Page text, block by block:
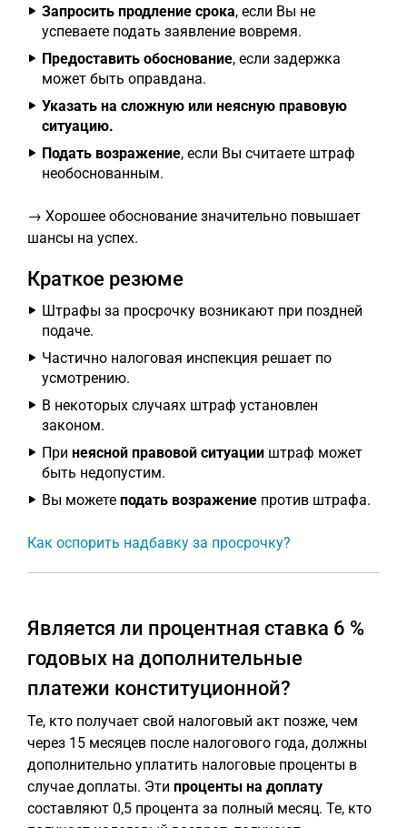
Запросить продление срока, если Вы не
успеваете подать заявление вовремя.
Предоставить обоснование, если задержка
может быть оправдана.
Указать на сложную или неясную правовую
ситуацию.
Подать возражение, если Вы считаете штраф
необоснованным.
→ Хорошее обоснование значительно повышает
шансы на успех.
Краткое резюме
Штрафы за просрочку возникают при поздней
подаче.
Частично налоговая инспекция решает по
усмотрению.
В некоторых случаях штраф установлен
законом.
При неясной правовой ситуации штраф может
быть недопустим.
Вы можете подать возражение против штрафа.
Как оспорить надбавку за просрочку?
Является ли процентная ставка 6 %
годовых на дополнительные
платежи конституционной?
Те, кто получает свой налоговый акт позже, чем
через 15 месяцев после налогового года, должны
дополнительно уплатить налоговые проценты в
случае доплаты. Эти проценты на доплату
составляют 0,5 процента за полный месяц. Те, кто